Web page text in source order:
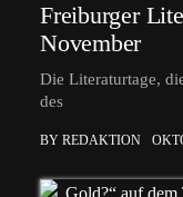
Freiburger
November
Die Literaturtage,
des
BY REDAKTION